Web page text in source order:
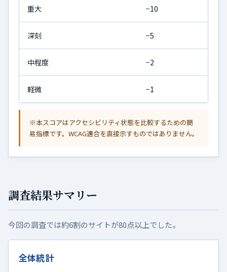
重大 −10
深刻 −5
中程度 −2
軽微 −1
※本スコアはアクセシビリティ状態を比較するための簡
易指標です。WCAG適合を直接示すものではありません。
調査結果サマリー
今回の調査では約6割のサイトが80点以上でした。
全体統計